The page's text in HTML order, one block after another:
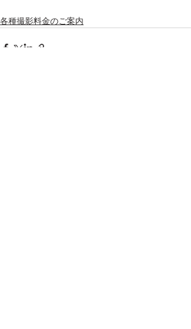
各種撮影料金のご案内